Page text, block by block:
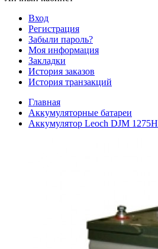
Вход
Регистрация
Забыли пароль?
Моя информация
Закладки
История заказов
История транзакций
Главная
Аккумуляторные батареи
Аккумулятор Leoch DJM 1275H